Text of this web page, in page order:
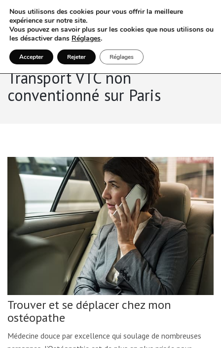
Transport VTC non
conventionné sur Paris
Trouver et se déplacer chez mon
ostéopathe
Médecine douce par excellence qui soulage de nombreuses
Nous utilisons des cookies pour vous offrir la meilleure
expérience sur notre site.
Vous pouvez en savoir plus sur les cookies que nous utilisons ou
les désactiver dans Réglages.
Accepter Rejeter Réglages